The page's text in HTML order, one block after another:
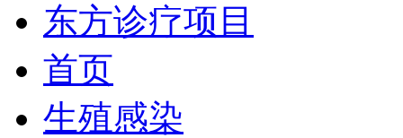
东方诊疗项目
首页
生殖感染